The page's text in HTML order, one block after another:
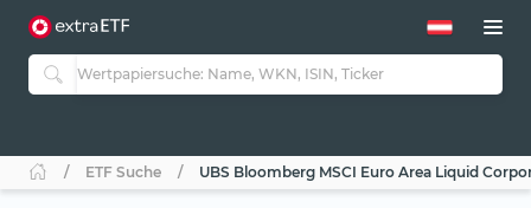
ETF Suche UBS Bloomberg MSCI Euro Area Liquid